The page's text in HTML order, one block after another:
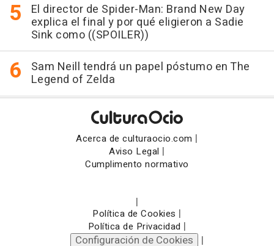
El director de Spider-Man: Brand New Day
explica el final y por qué eligieron a Sadie
Sink como ((SPOILER))
Sam Neill tendrá un papel póstumo en The
Legend of Zelda
Acerca de culturaocio.com |
Aviso Legal |
Cumplimento normativo
|
Política de Cookies |
Política de Privacidad |
Configuración de Cookies |